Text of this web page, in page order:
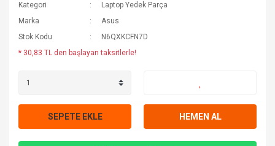
Kategori
Laptop Yedek Parça
Marka
Asus
Stok Kodu
N6QXKCFN7D
* 30,83 TL den başlayan taksitlerle!
SEPETE EKLE HEMEN AL